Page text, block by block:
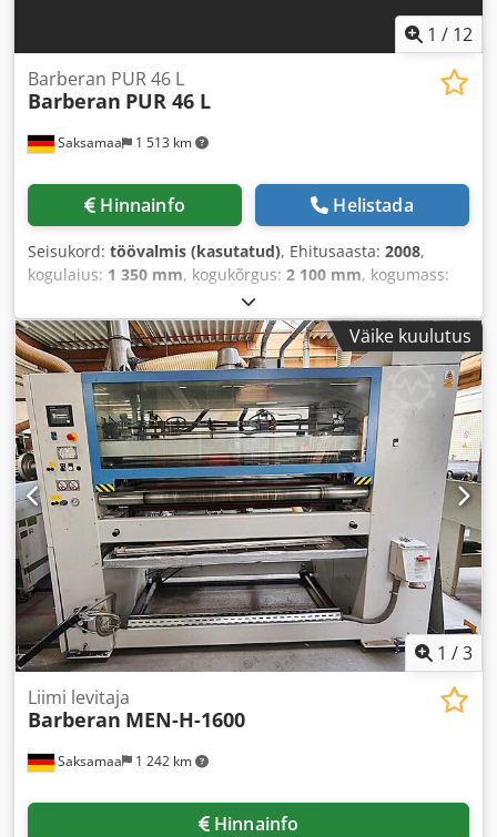
1 / 12
Saksamaa 1 513 km
Barberan PUR 46 L
Barberan PUR 46 L
Hinnainfo Helistada
Seisukord: töövalmis (kasutatud), Ehitusaasta: 2008,
kogulaius: 1 350 mm, kogukõrgus: 2 100 mm, kogumass:
, toote pikkus (maks.):
valmistatud lamineerimispress. Selle Barberan PUR 46 L
masina koguvõimsus on 45,5 kW ja see töötab pingel 400 V.
Masina mõõtmed on umbes 7000 × 1350 × 2100 mm ja kaal
umbes 2200 kg. Kui otsite kvaliteetseid
lamineerimisvõimalusi, siis kaaluge meie müügis olevat
Barberan PUR 46 L masinat. Võtke meiega ühendust, kui
soovite selle masina kohta lisateavet. • Koguvõimsus: 45,5
kW • Toitepinge: 400 V Credsyz Tgmopfx Aktof • Tööpinge:
110 V • Voolutüüp: AC • Sagedus: 50 Hz • Mootori kaitse:
IP55 • Õhurõhk: 6 baari • Õhutarbimine (praimer): 100
NL/min • Õhutarbimine: 40 NL/min • Ekstraheerimise
läbimõõt: Ø100 mm • Õhuvooluhulk: 700 m³/h Lisavarustus
• Eelsulatus: umbes 200 kg; mõõtmed umbes 1050 × 820 ×
1830 mm. • Leegitöötlusseade koos osoonifiltriga: umbes
500 kg
Väike kuulutus
1 /3
Saksamaa 1 242 km
Liimi levitaja
Barberan MEN-H-1600
Hinnainfo